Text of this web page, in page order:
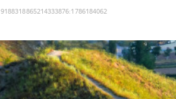
9188318865214333876:1786184062